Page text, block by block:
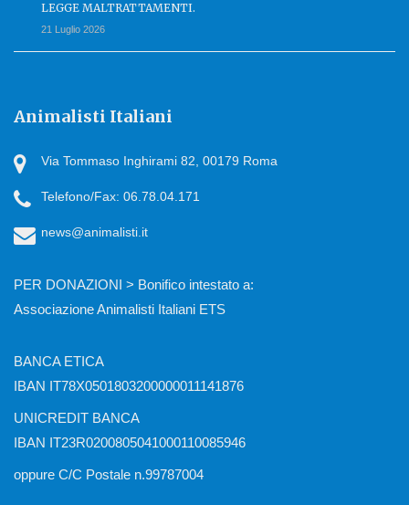
LEGGE MALTRATTAMENTI.
21 Luglio 2026
Animalisti Italiani
Via Tommaso Inghirami 82, 00179 Roma
Telefono/Fax: 06.78.04.171
news@animalisti.it
PER DONAZIONI > Bonifico intestato a:
Associazione Animalisti Italiani ETS
BANCA ETICA
IBAN IT78X0501803200000011141876
UNICREDIT BANCA
IBAN IT23R0200805041000110085946
oppure C/C Postale n.99787004